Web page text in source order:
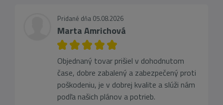
Pridané dňa 05.08.2026
Marta Amrichová
Objednaný tovar prišiel v dohodnutom
čase, dobre zabalený a zabezpečený proti
poškodeniu, je v dobrej kvalite a slúži nám
podľa našich plánov a potrieb.